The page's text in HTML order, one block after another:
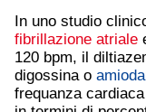
In uno studio
fibrillazione atriale
120 bpm, il
digossina o
frequanza